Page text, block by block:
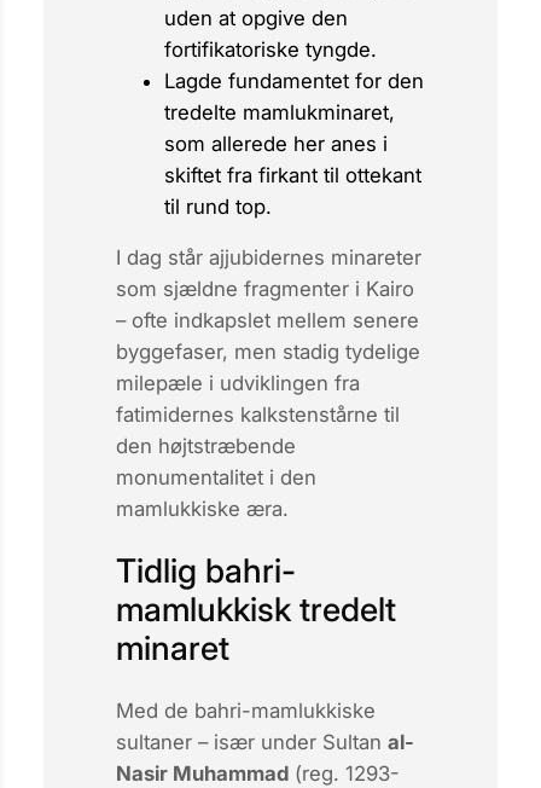
uden at opgive den
fortifikatoriske tyngde.
Lagde fundamentetfor den
tredelte mamluk­minaret,
som allerede her anes i
skiftet fra firkant til ottekant
til rund top.
I dag står ajjubidernes minareter
som sjældne fragmenter i Kairo
– ofte indkapslet mellem senere
byggefaser, men stadig tydelige
milepæle i udviklingen fra
fatimidernes kalkstenstårne til
den højtstræbende
monumentalitet i den
mamlukkiske æra.
Tidlig bahri-
mamlukkisk tredelt
minaret
Med de bahri-mamlukkiske
sultaner – især under Sultan al-
Nasir Muhammad(reg. 1293-